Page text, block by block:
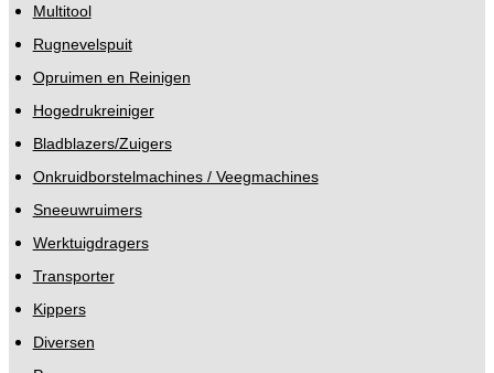
Multitool
Rugnevelspuit
Opruimen en Reinigen
Hogedrukreiniger
Bladblazers/Zuigers
Onkruidborstelmachines / Veegmachines
Sneeuwruimers
Werktuigdragers
Transporter
Kippers
Diversen